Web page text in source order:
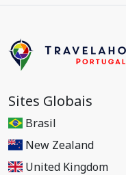
Sites Globais
Brasil
New Zealand
United Kingdom